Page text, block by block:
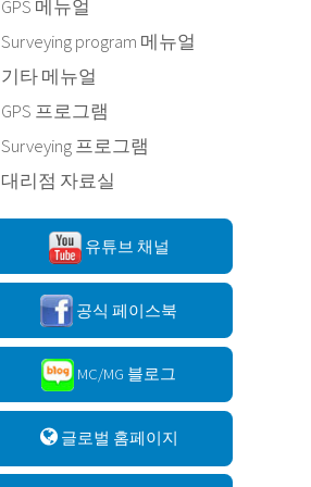
GPS 메뉴얼
Surveying program 메뉴얼
기타 메뉴얼
GPS 프로그램
Surveying 프로그램
대리점 자료실
유튜브 채널
공식 페이스북
MC/MG 블로그
글로벌 홈페이지